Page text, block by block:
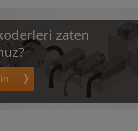
zaten